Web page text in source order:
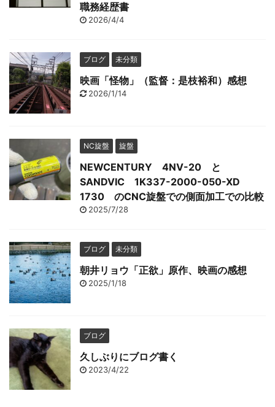
職務経歴書
2026/4/4
ブログ 未分類
映画「怪物」（監督：是枝裕和）感想
2026/1/14
NC旋盤 旋盤
NEWCENTURY 4NV-20 と
SANDVIC 1K337-2000-050-XD
1730 のCNC旋盤での側面加工での比較
2025/7/28
ブログ 未分類
朝井リョウ「正欲」原作、映画の感想
2025/1/18
ブログ
久しぶりにブログ書く
2023/4/22